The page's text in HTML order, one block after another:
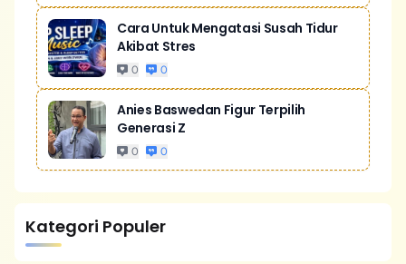
Cara Untuk Mengatasi Susah Tidur
Akibat Stres
0 0
Anies Baswedan Figur Terpilih
Generasi Z
0 0
Kategori Populer